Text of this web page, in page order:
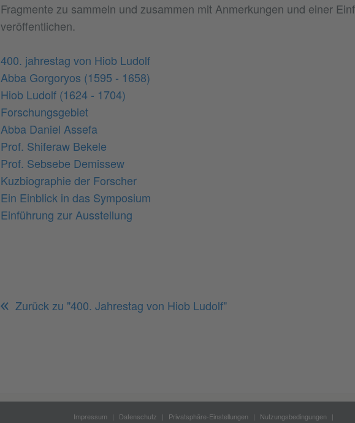
Fragmente zu sammeln und zusammen mit Anmerkungen und einer
veröffentlichen.
400. jahrestag von Hiob Ludolf
Abba Gorgoryos (1595 - 1658)
Hiob Ludolf (1624 - 1704)
Forschungsgebiet
Abba Daniel Assefa
Prof. Shiferaw Bekele
Prof. Sebsebe Demissew
Kuzbiographie der Forscher
Ein Einblick in das Symposium
Einführung zur Ausstellung
Zurück zu "400. Jahrestag von Hiob Ludolf"
Impressum Datenschutz Privatsphäre-Einstellungen Nutzungsbedingungen